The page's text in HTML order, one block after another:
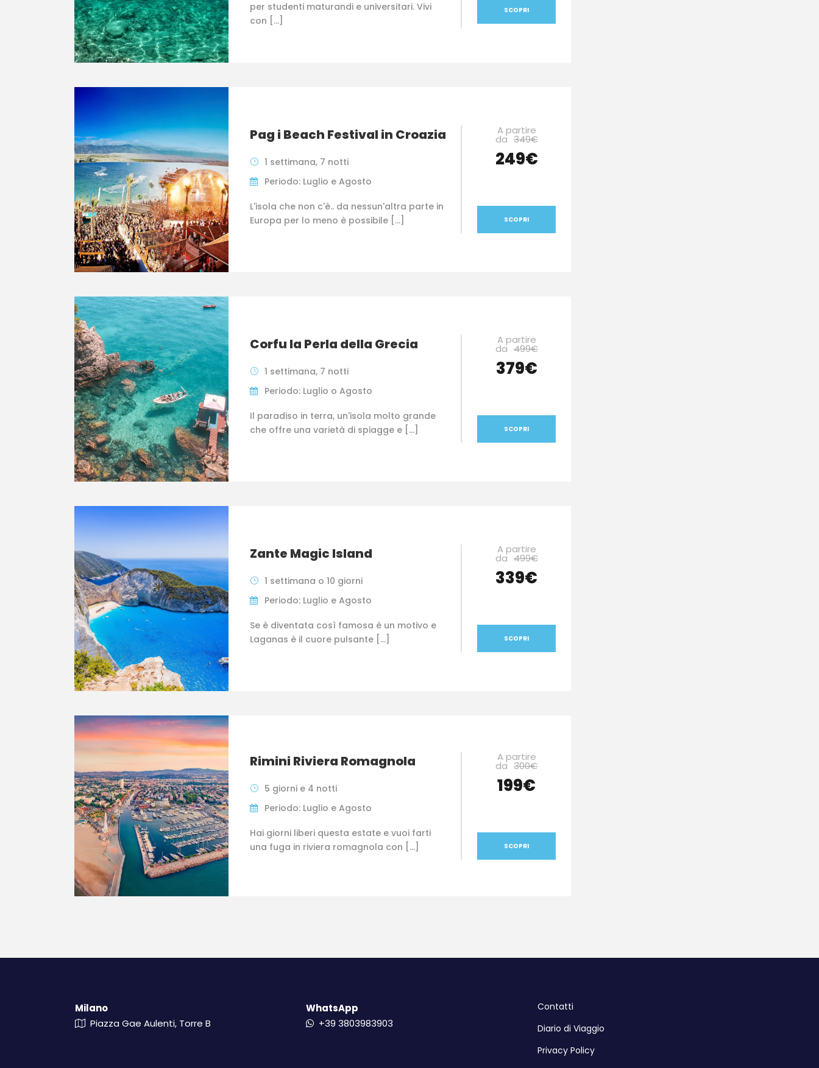
per studenti maturandi e universitari. Vivi
con […]
SCOPRI
Pag i Beach Festival in Croazia
1 settimana, 7 notti
Periodo: Luglio e Agosto
L'isola che non c'è.. da nessun'altra parte in
Europa per lo meno è possibile […]
A partire
da 349€
249€
SCOPRI
Corfu la Perla della Grecia
1 settimana, 7 notti
Periodo: Luglio o Agosto
Il paradiso in terra, un'isola molto grande
che offre una varietà di spiagge e […]
A partire
da 499€
379€
SCOPRI
Zante Magic Island
1 settimana o 10 giorni
Periodo: Luglio e Agosto
Se è diventata così famosa è un motivo e
Laganas è il cuore pulsante […]
A partire
da 499€
339€
SCOPRI
Rimini Riviera Romagnola
5 giorni e 4 notti
Periodo: Luglio e Agosto
Hai giorni liberi questa estate e vuoi farti
una fuga in riviera romagnola con […]
A partire
da 300€
199€
SCOPRI
Milano
Piazza Gae Aulenti, Torre B
WhatsApp
+39 3803983903
Contatti
Diario di Viaggio
Privacy Policy